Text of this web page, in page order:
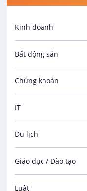
Công Ty
08/08/2026
Kinh doanh
Bất động sản
Chứng khoán
IT
Du lịch
Giáo dục / Đào tạo
Luật